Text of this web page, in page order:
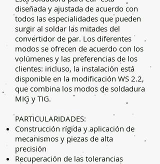
diseñada y ajustada de acuerdo con
todos las especialidades que pueden
surgir al soldar las mitades del
convertidor de par. Los diferentes
modos se ofrecen de acuerdo con los
volúmenes y las preferencias de los
clientes: incluso, la instalación está
disponible en la modificación WS 2.2,
que combina los modos de soldadura
MIG y TIG.
​PARTICULARIDADES:
Construcción rígida y aplicación de
mecanismos y piezas de alta
precisión
Recuperación de las tolerancias